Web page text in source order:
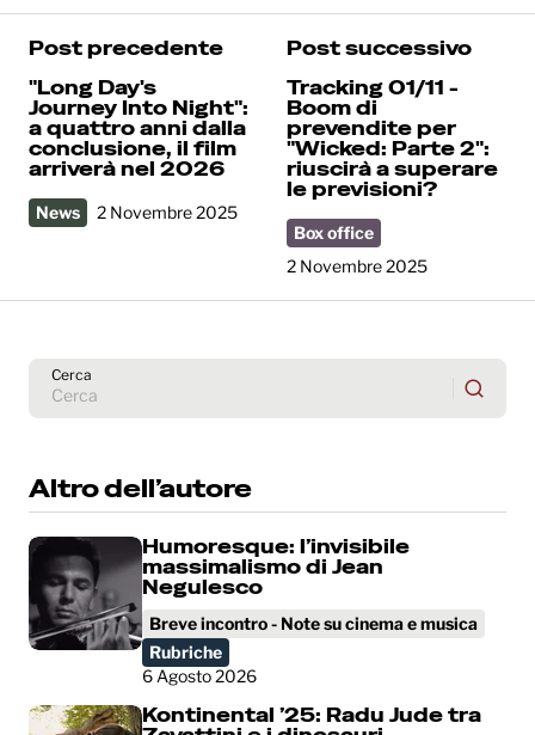
Post precedente
"Long Day's
Journey Into Night":
a quattro anni dalla
conclusione, il film
arriverà nel 2026
News 2 Novembre 2025
Post successivo
Tracking 01/11 -
Boom di
prevendite per
"Wicked: Parte 2":
riuscirà a superare
le previsioni?
Box office
2 Novembre 2025
Cerca
Altro dell’autore
Humoresque: l’invisibile
massimalismo di Jean
Negulesco
Breve incontro - Note su cinema e musica
Rubriche
6 Agosto 2026
Kontinental ’25: Radu Jude tra